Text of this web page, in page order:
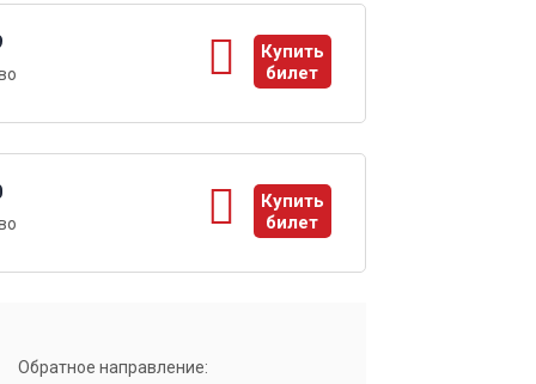
Купить
билет
ы
Купить
билет
ы
Обратное направление: